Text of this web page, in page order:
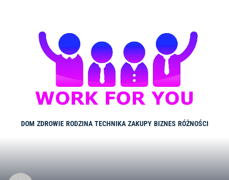
DOM ZDROWIE RODZINA TECHNIKA ZAKUPY BIZNES RÓŻNOŚCI